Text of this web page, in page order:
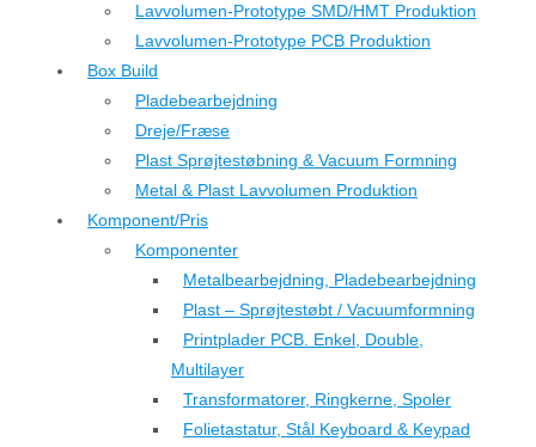
Lavvolumen-Prototype SMD/HMT Produktion
Lavvolumen-Prototype PCB Produktion
Box Build
Pladebearbejdning
Dreje/Fræse
Plast Sprøjtestøbning & Vacuum Formning
Metal & Plast Lavvolumen Produktion
Komponent/Pris
Komponenter
Metalbearbejdning, Pladebearbejdning
Plast – Sprøjtestøbt / Vacuumformning
Printplader PCB. Enkel, Double,
Multilayer
Transformatorer, Ringkerne, Spoler
Folietastatur, Stål Keyboard & Keypad